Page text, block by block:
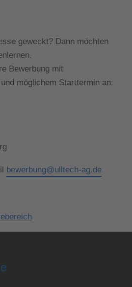
geweckt? Dann möchten
Bewerbung mit
möglichem Starttermin an:
bewerbung@ulltech-ag.de